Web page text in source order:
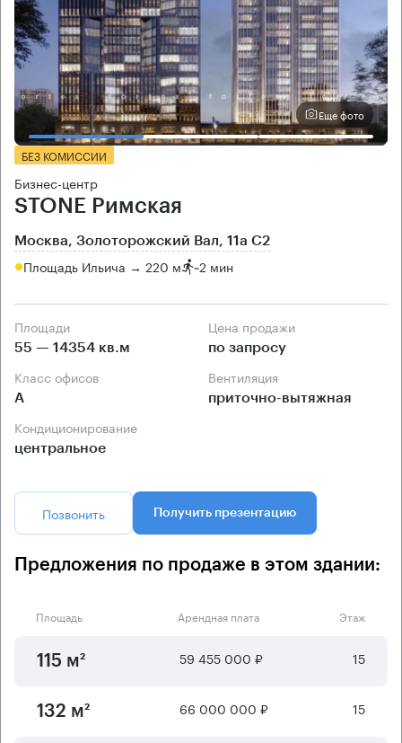
Еще фото
БЕЗ КОМИССИИ
Бизнес-центр
STONE Римская
Москва, Золоторожский Вал, 11а С2
Площадь Ильича → 220 м ~2 мин
Площади
55 — 14354 кв.м
Цена продажи
по запросу
Класс офисов
А
Вентиляция
приточно-вытяжная
Кондиционирование
центральное
Позвонить Получить презентацию
Предложения по продаже в этом здании:
Площадь Арендная плата Этаж
115 м² 59 455 000 ₽ 15
132 м² 66 000 000 ₽ 15